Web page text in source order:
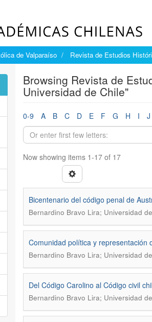
de Valparaíso Revista de Estudios
Browsing Revista de
Universidad de Chile"
0-9 A B C D E F G H I J
Now showing items 1-17 of 17
Bicentenario del código penal de
Bernardino Bravo Lira; Universidad
Comunidad política y representación
Bernardino Bravo Lira; Universidad
Del Código Carolino al Código civil
Bernardino Bravo Lira; Universidad